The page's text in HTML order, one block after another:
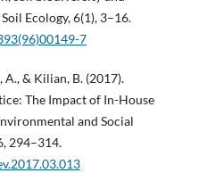
Ecology, 6(1), 3–16.
7
A., & Kilian, B. (2017).
The Impact of In-House
and Social
294–314.